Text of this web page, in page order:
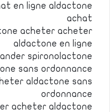
en ligne aldactone
achat
acheter acheter
aldactone en ligne
spironolactone
sans ordonnance
aldactone sans
ordonnance
acheter aldactone